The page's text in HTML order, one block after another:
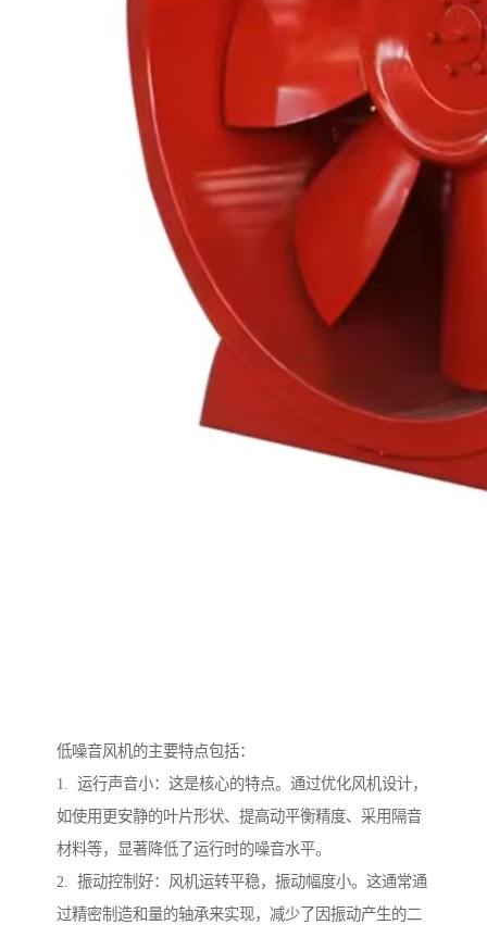
低噪音风机的主要特点包括：
1. 运行声音小：这是核心的特点。通过优化风机设计，
如使用更安静的叶片形状、提高动平衡精度、采用隔音
材料等，显著降低了运行时的噪音水平。
2. 振动控制好：风机运转平稳，振动幅度小。这通常通
过精密制造和量的轴承来实现，减少了因振动产生的二